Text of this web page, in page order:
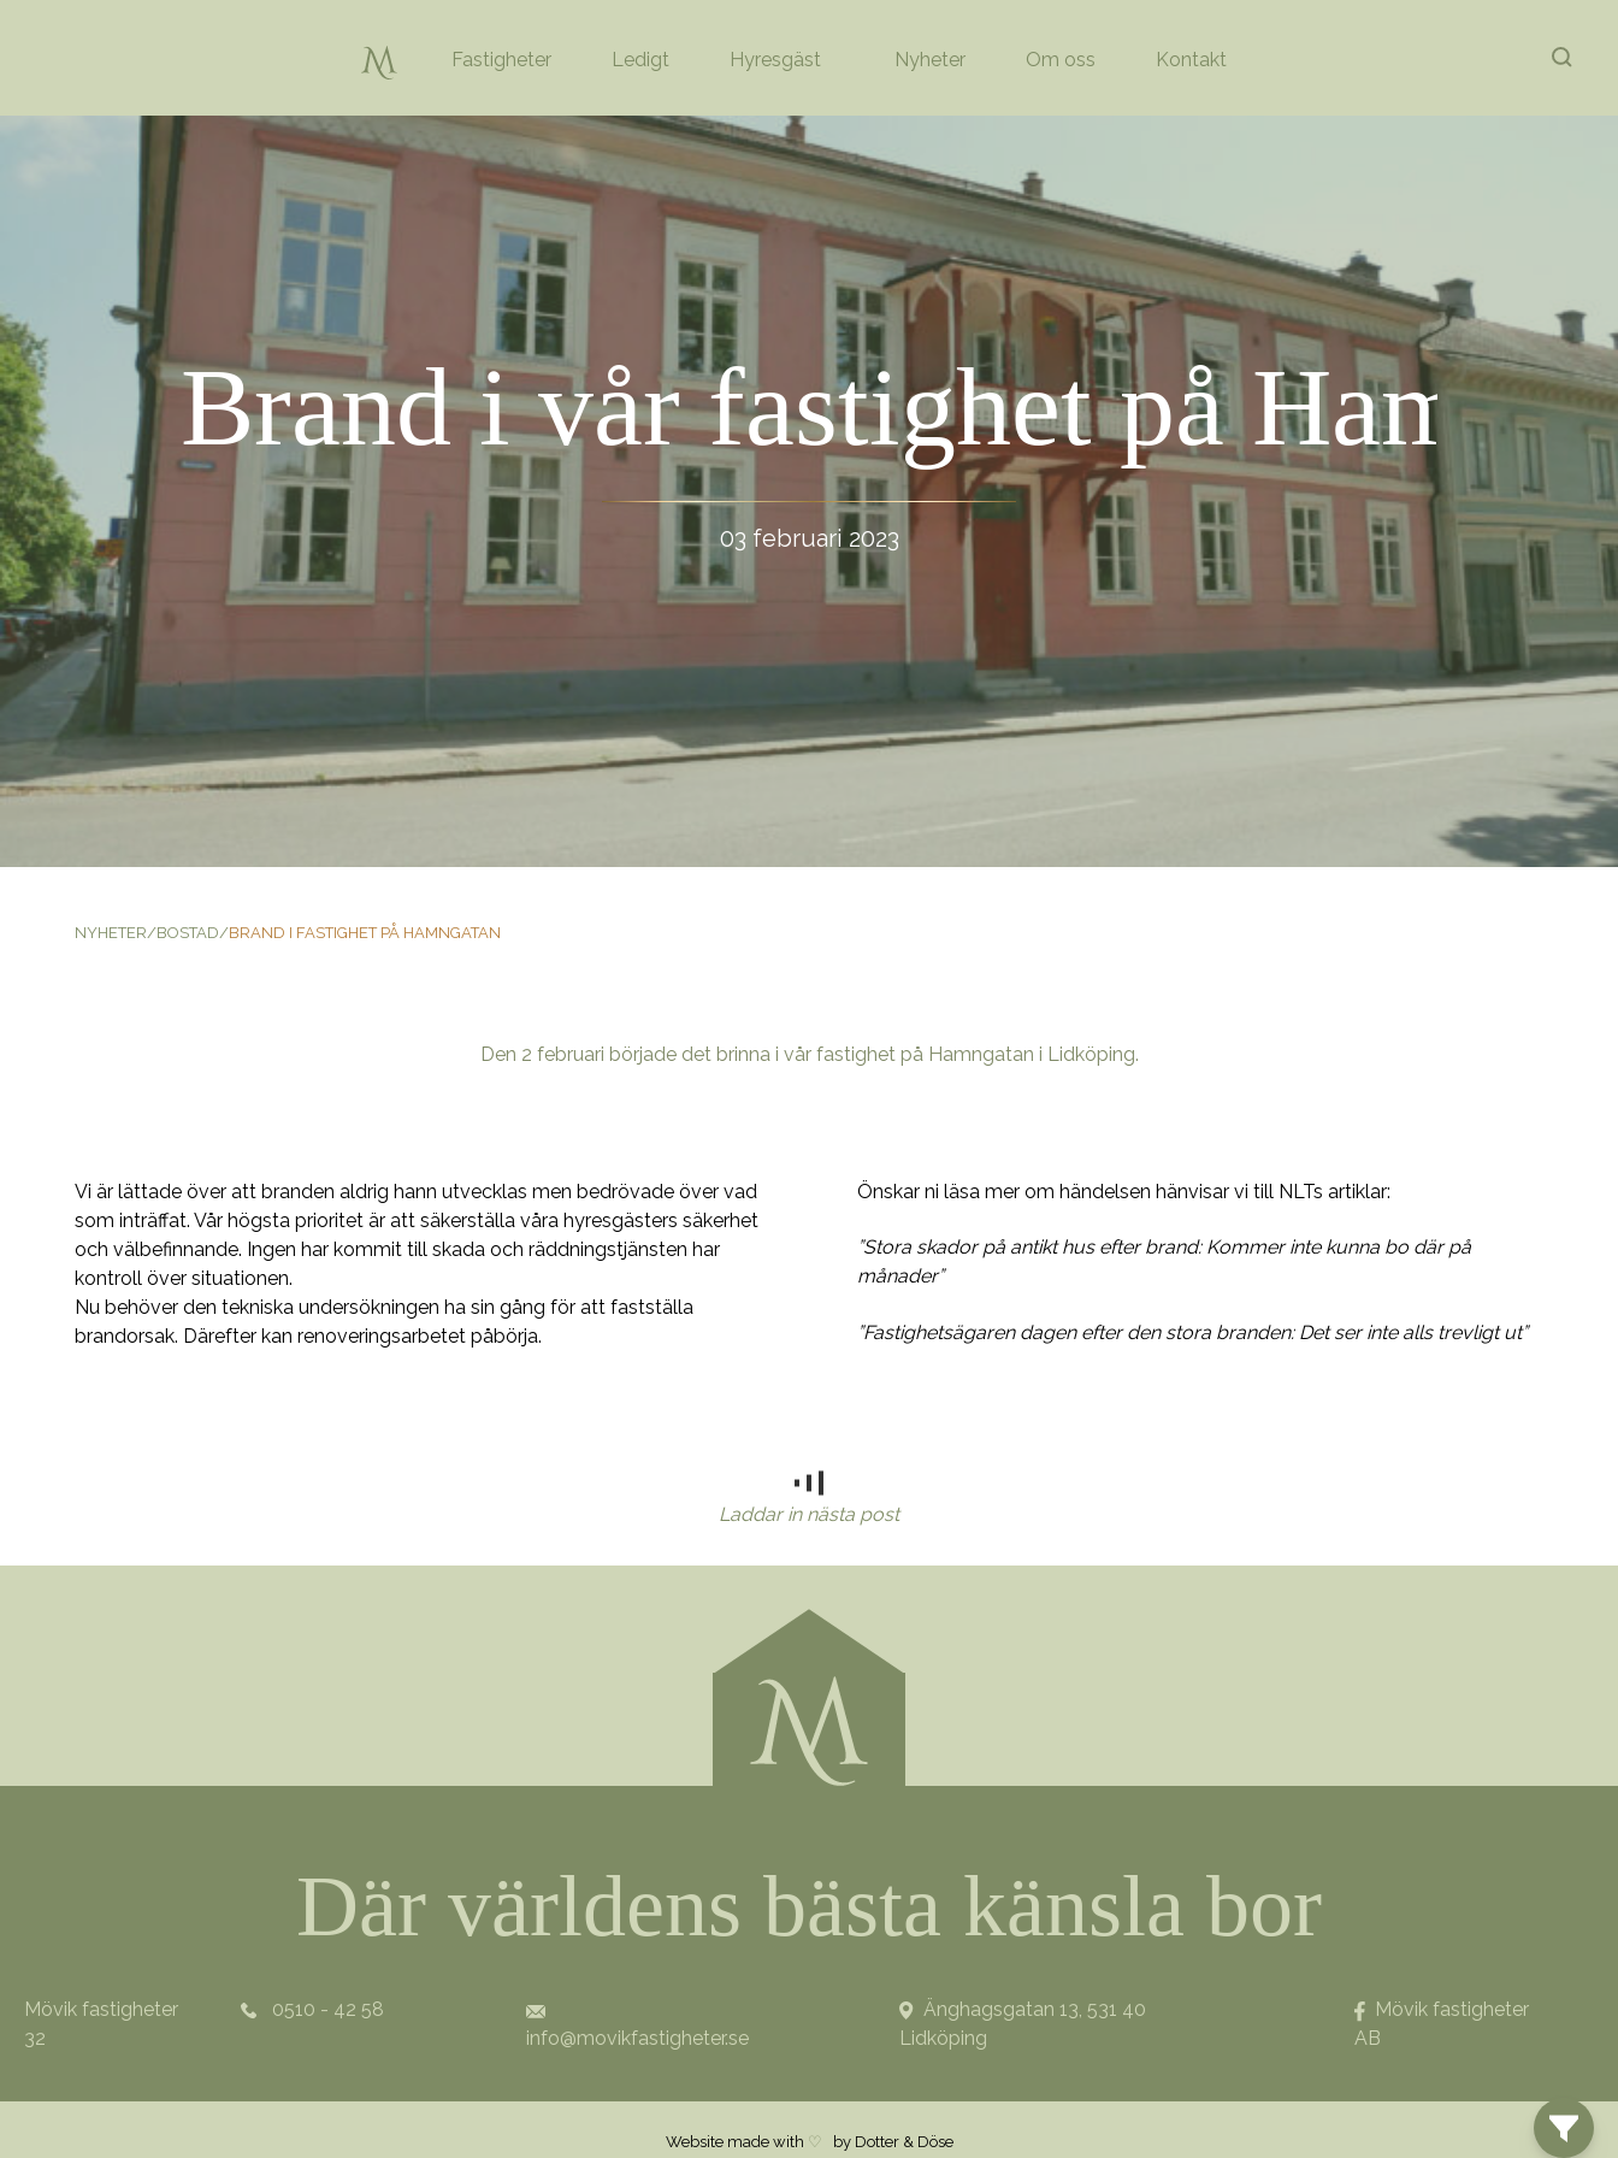
Fastigheter Ledigt Hyresgäst Nyheter Om oss Kontakt
Brand i vår fastighet på
03 februari 2023
NYHETER/BOSTAD/BRAND I FASTIGHET PÅ HAMNGATAN
Den 2 februari började det brinna i vår fastighet på Hamngatan i Lidköping.
Vi är lättade över att branden aldrig hann utvecklas men bedrövade över vad
som inträffat. Vår högsta prioritet är att säkerställa våra hyresgästers säkerhet
och välbefinnande. Ingen har kommit till skada och räddningstjänsten har
kontroll över situationen.
Nu behöver den tekniska undersökningen ha sin gång för att fastställa
brandorsak. Därefter kan renoveringsarbetet påbörja.
Önskar ni läsa mer om händelsen hänvisar vi till NLTs artiklar:
”Stora skador på antikt hus efter brand: Kommer inte kunna bo där på
månader”
”Fastighetsägaren dagen efter den stora branden: Det ser inte alls trevligt ut”
Laddar in nästa post
Där världens bästa känsla bor
Mövik fastigheter
0510 - 42 58
32
info@movikfastigheter.se
Änghagsgatan 13, 531 40
Lidköping
Mövik fastigheter
AB
Website made with by Dotter & Döse